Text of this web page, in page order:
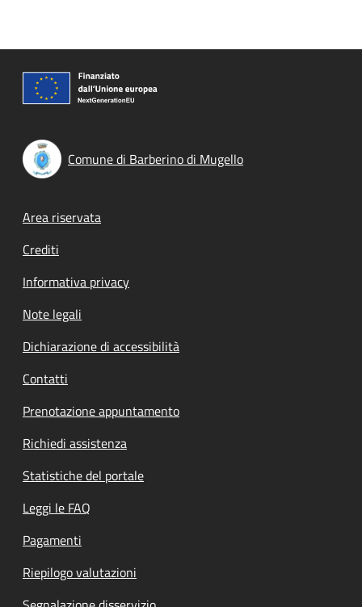
Comune di Barberino di Mugello
Footer menu
Area riservata
Crediti
Informativa privacy
Note legali
Dichiarazione di accessibilità
Contatti
Prenotazione appuntamento
Richiedi assistenza
Statistiche del portale
Leggi le FAQ
Pagamenti
Riepilogo valutazioni